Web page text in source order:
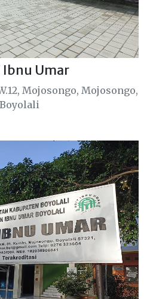
Ibnu Umar
Mojosongo, Mojosongo,
Boyolali